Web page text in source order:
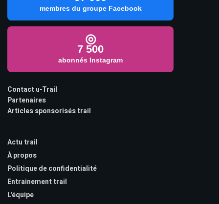
membres du groupe Facebook
◎
7 500
abonnés Instagram
Contact u-Trail
Partenaires
Articles sponsorisés trail
Actu trail
À propos
Politique de confidentialité
Entrainement trail
L'équipe